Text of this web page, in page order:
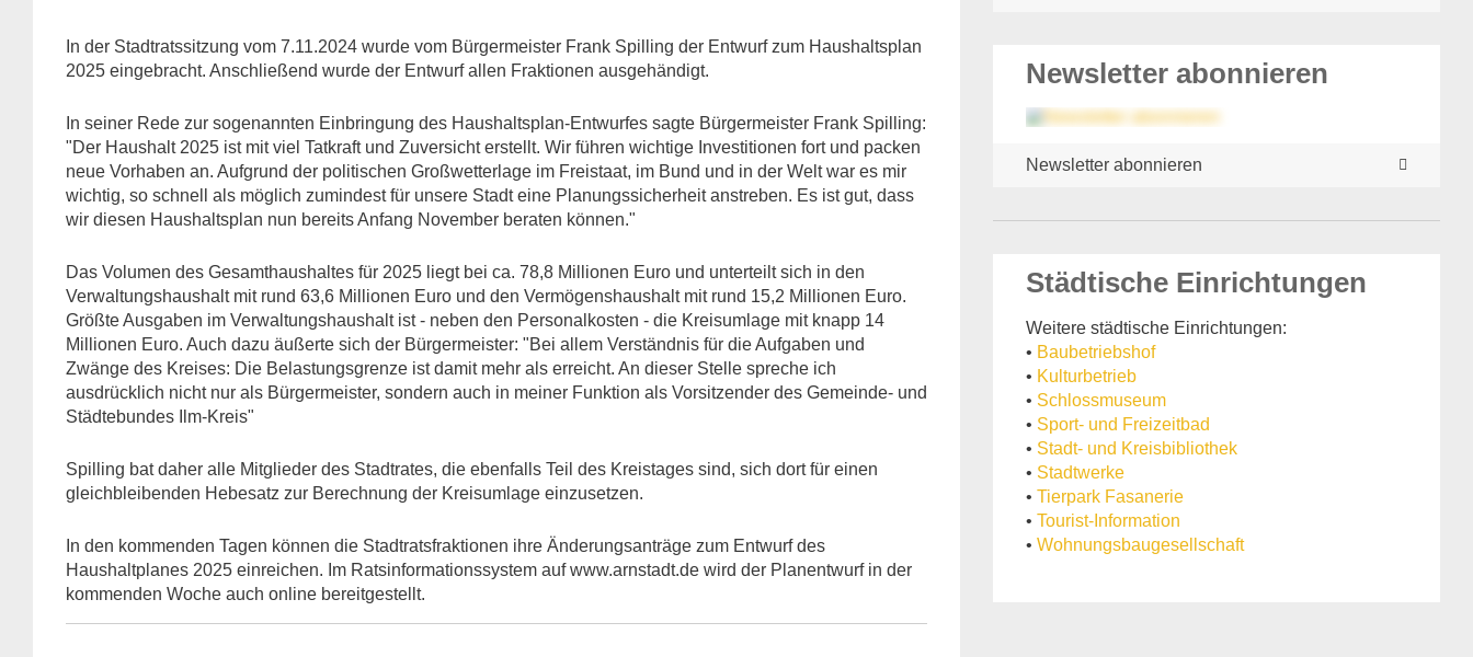
In der Stadtratssitzung vom 7.11.2024 wurde vom Bürgermeister Frank Spilling der Entwurf zum Haushaltsplan
2025 eingebracht. Anschließend wurde der Entwurf allen Fraktionen ausgehändigt.
In seiner Rede zur sogenannten Einbringung des Haushaltsplan-Entwurfes sagte Bürgermeister Frank Spilling:
"Der Haushalt 2025 ist mit viel Tatkraft und Zuversicht erstellt. Wir führen wichtige Investitionen fort und packen
neue Vorhaben an. Aufgrund der politischen Großwetterlage im Freistaat, im Bund und in der Welt war es mir
wichtig, so schnell als möglich zumindest für unsere Stadt eine Planungssicherheit anstreben. Es ist gut, dass
wir diesen Haushaltsplan nun bereits Anfang November beraten können."
Das Volumen des Gesamthaushaltes für 2025 liegt bei ca. 78,8 Millionen Euro und unterteilt sich in den
Verwaltungshaushalt mit rund 63,6 Millionen Euro und den Vermögenshaushalt mit rund 15,2 Millionen Euro.
Größte Ausgaben im Verwaltungshaushalt ist - neben den Personalkosten - die Kreisumlage mit knapp 14
Millionen Euro. Auch dazu äußerte sich der Bürgermeister: "Bei allem Verständnis für die Aufgaben und
Zwänge des Kreises: Die Belastungsgrenze ist damit mehr als erreicht. An dieser Stelle spreche ich
ausdrücklich nicht nur als Bürgermeister, sondern auch in meiner Funktion als Vorsitzender des Gemeinde- und
Städtebundes Ilm-Kreis"
Spilling bat daher alle Mitglieder des Stadtrates, die ebenfalls Teil des Kreistages sind, sich dort für einen
gleichbleibenden Hebesatz zur Berechnung der Kreisumlage einzusetzen.
In den kommenden Tagen können die Stadtratsfraktionen ihre Änderungsanträge zum Entwurf des
Haushaltplanes 2025 einreichen. Im Ratsinformationssystem auf www.arnstadt.de wird der Planentwurf in der
kommenden Woche auch online bereitgestellt.
Newsletter abonnieren
Newsletter abonnieren
Städtische Einrichtungen
Weitere städtische Einrichtungen:
• Baubetriebshof
• Kulturbetrieb
• Schlossmuseum
• Sport- und Freizeitbad
• Stadt- und Kreisbibliothek
• Stadtwerke
• Tierpark Fasanerie
• Tourist-Information
• Wohnungsbaugesellschaft